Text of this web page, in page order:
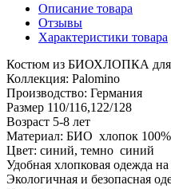
Описание товара
Отзывы
Характеристики товара
Костюм из БИОХЛОПКА для
Коллекция: Palomino
Производство: Германия
Размер 110/116,122/128
Возраст 5-8 лет
Материал: БИО хлопок 100%
Цвет: синий, темно синий
Удобная хлопковая одежда
Экологичная и безопасная